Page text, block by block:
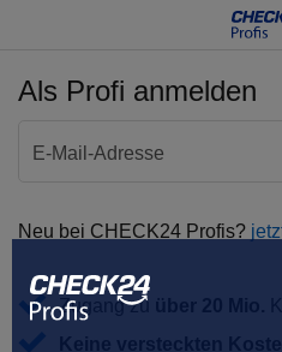
Als Profi anmelden
E-Mail-Adresse
Neu bei CHECK24 Profis?
Zugang zu